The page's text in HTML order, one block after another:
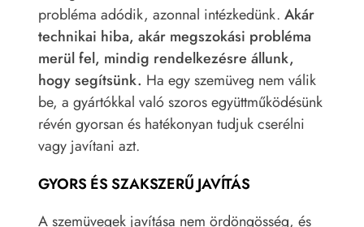
probléma adódik, azonnal intézkedünk.Akár
technikai hiba, akár megszokási probléma
merül fel, mindig rendelkezésre állunk,
hogy segítsünk. Ha egy szemüveg nem válik
be, a gyártókkal való szoros együttműködésünk
révén gyorsan és hatékonyan tudjuk cserélni
vagy javítani azt.
GYORS ÉS SZAKSZERŰ JAVÍTÁS
A szemüvegek javítása nem ördöngösség, és